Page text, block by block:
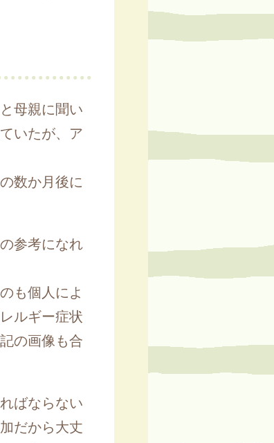
母親に聞い
いたが、ア
数か月後に
参考になれ
も個人によ
ルギー症状
の画像も合
ばならない
だから大丈